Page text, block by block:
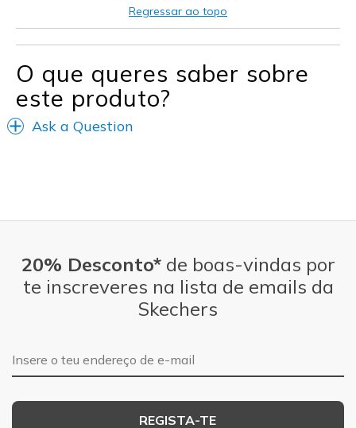
View On Shoes
I'm Really Into Shoes
Regressar ao topo
O que queres saber sobre
este produto?
Ask a Question
20% Desconto*de boas-vindas por
te inscreveres na lista de emails da
Skechers
Endereço de e-mail
REGISTA-TE